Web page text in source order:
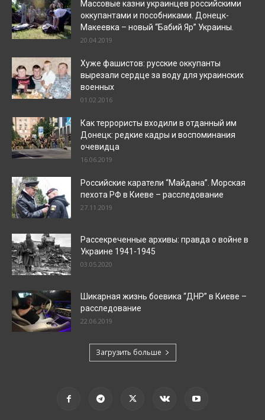
Массовые казни украинцев российскими
оккупантами и пособниками. Донецк-
Макеевка – новый “Бабий Яр” Украины.
20.04.2019
Хуже фашистов: русские оккупанты
вырезали сердце за воду для украинских
военных
01.02.2016
Как террористы входили в отданный им
Донецк: редкие кадры и воспоминания
очевидца
16.06.2019
Российские каратели “Майдана”. Морская
пехота РФ в Киеве – расследование
27.11.2019
Рассекреченные архивы: правда о войне в
Украине 1941-1945
03.05.2020
Шикарная жизнь боевика “ДНР” в Киеве –
расследование
22.06.2019
Загрузить больше